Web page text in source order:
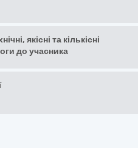
якісні та кількісні
до учасника